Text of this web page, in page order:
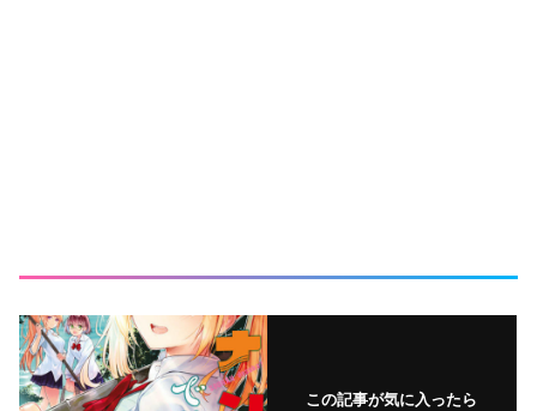
この記事が気に入ったら